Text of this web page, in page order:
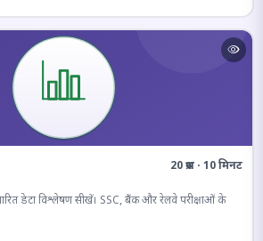
20 प्रश्न · 10 मिनट
डेटा विश्लेषण सीखें। SSC, बैंक और रेलवे परीक्षाओं के